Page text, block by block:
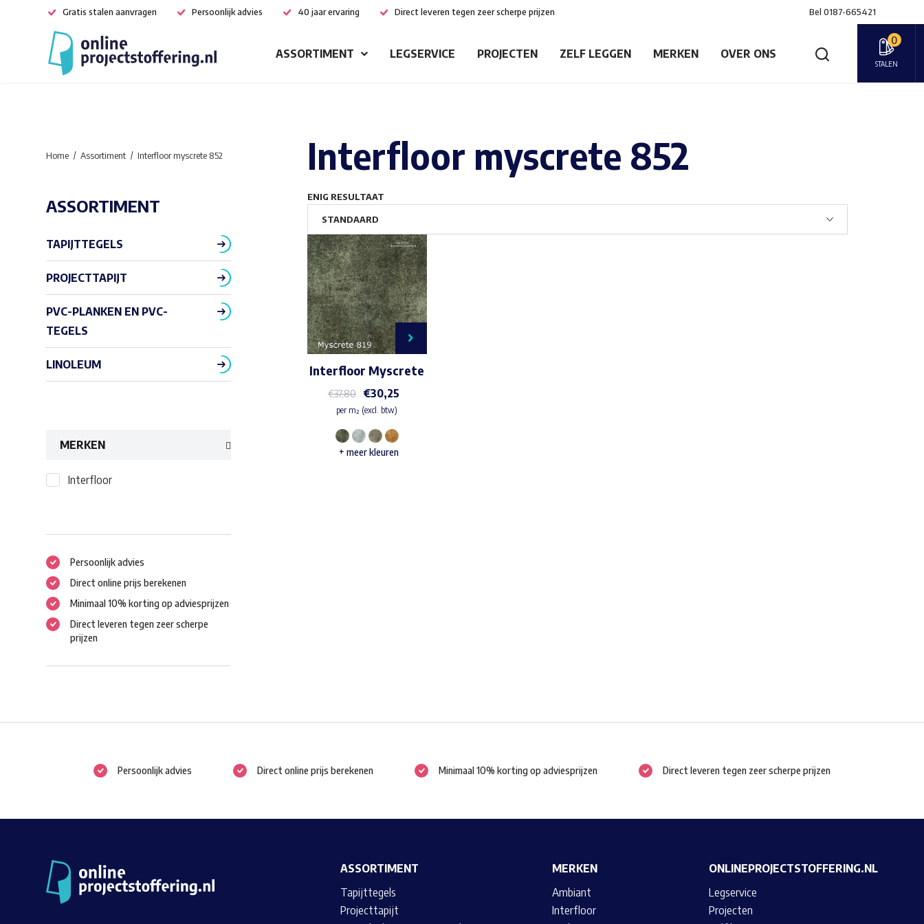
Gratis stalen aanvragen Persoonlijk advies 40 jaar ervaring Direct leveren tegen zeer scherpe prijzen Bel 0187-665421
ASSORTIMENT LEGSERVICE PROJECTEN ZELF LEGGEN MERKEN OVER ONS
0
STALEN
Interfloor myscrete 852
ENIG RESULTAAT
Interfloor Myscrete
€37,80 €30,25
per m² (excl. btw)
Dit
+ meer kleuren
Home Assortiment Interfloor myscrete 852
ASSORTIMENT
TAPIJTTEGELS
PROJECTTAPIJT
PVC-PLANKEN EN PVC-
TEGELS
LINOLEUM
MERKEN
Interfloor
Persoonlijk advies
Direct online prijs berekenen
Minimaal 10% korting op adviesprijzen
Direct leveren tegen zeer scherpe
prijzen
Persoonlijk advies Direct online prijs berekenen Minimaal 10% korting op adviesprijzen Direct leveren tegen zeer scherpe prijzen
ASSORTIMENT
Tapijttegels
Projecttapijt
MERKEN
Ambiant
Interfloor
ONLINEPROJECTSTOFFERING.NL
Legservice
Projecten